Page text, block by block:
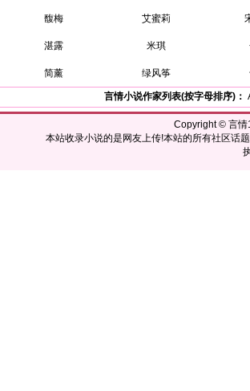
馥梅 艾蜜莉
湛露 米琪
简薰 绿风筝
言情小说作家列表(按字母排序)：
Copyright © 言情
本站收录小说的是网友上传!本站的所有社区话